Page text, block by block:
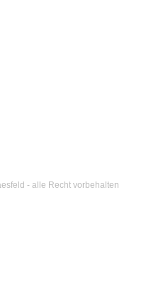
- alle Recht vorbehalten